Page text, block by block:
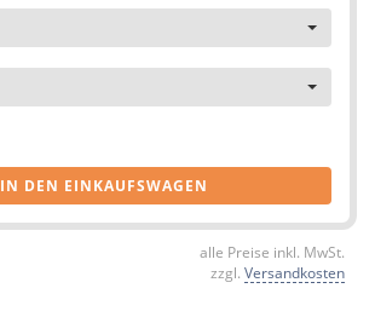
IN DEN EINKAUFSWAGEN
alle Preise inkl. MwSt.
zzgl. Versandkosten